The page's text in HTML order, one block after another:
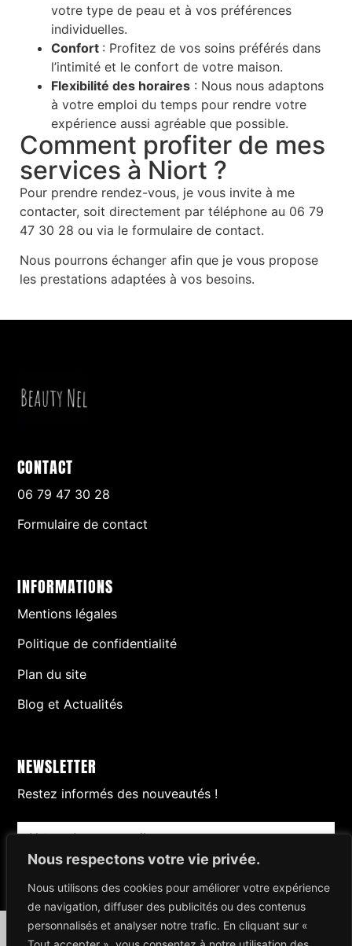
Nous respectons votre vie privée.
Nous utilisons des cookies pour améliorer votre expérience
de navigation, diffuser des publicités ou des contenus
personnalisés et analyser notre trafic. En cliquant sur «
votre type de peau et à vos préférences
individuelles.
Confort : Profitez de vos soins préférés dans
l’intimité et le confort de votre maison.
Flexibilité des horaires : Nous nous adaptons
à votre emploi du temps pour rendre votre
expérience aussi agréable que possible.
Comment profiter de mes
services à Niort ?
Pour prendre rendez-vous, je vous invite à me
contacter, soit directement par téléphone au 06 79
47 30 28 ou via le formulaire de contact.
Nous pourrons échanger afin que je vous propose
les prestations adaptées à vos besoins.
CONTACT
06 79 47 30 28
Formulaire de contact
INFORMATIONS
Mentions légales
Politique de confidentialité
Plan du site
Blog et Actualités
NEWSLETTER
Restez informés des nouveautés !
Création Valentin BOURREAU